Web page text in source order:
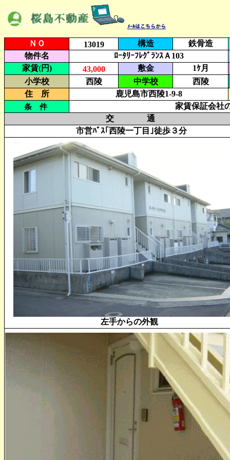
ﾒｰﾙはこちらから
ＮＯ 13019 構造
鉄骨造
物件名
ﾛｰﾀﾘｰﾌﾚｸﾞﾗﾝｽＡ103
家賃(円)
43,000 敷金
1ｹ月
小学校
西陵 中学校
西陵
住 所
鹿児島市西陵1-9-8
条 件
家賃保証会社
交 通
市営ﾊﾞｽ｢西陵一丁目｣徒歩３分
左手からの外観